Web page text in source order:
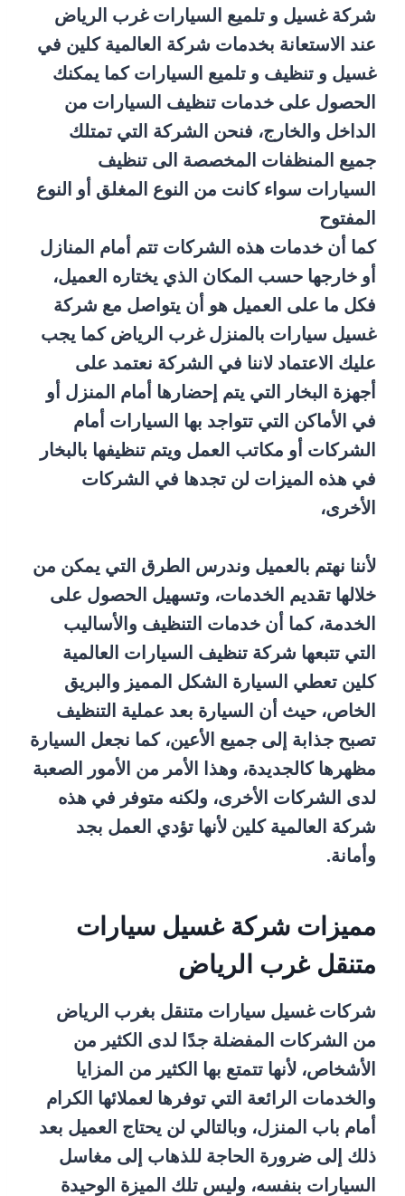
شركة غسيل و تلميع السيارات غرب الرياض
عند الاستعانة بخدمات شركة العالمية كلين في
غسيل و تنظيف و تلميع السيارات كما يمكنك
الحصول على خدمات تنظيف السيارات من
الداخل والخارج، فنحن الشركة التي تمتلك
جميع المنظفات المخصصة الى تنظيف
السيارات سواء كانت من النوع المغلق أو النوع
المفتوح
كما أن خدمات هذه الشركات تتم أمام المنازل
أو خارجها حسب المكان الذي يختاره العميل،
فكل ما على العميل هو أن يتواصل مع شركة
غسيل سيارات بالمنزل غرب الرياض كما يجب
عليك الاعتماد لاننا في الشركة نعتمد على
أجهزة البخار التي يتم إحضارها أمام المنزل أو
في الأماكن التي تتواجد بها السيارات أمام
الشركات أو مكاتب العمل ويتم تنظيفها بالبخار
في هذه الميزات لن تجدها في الشركات
الأخرى،
لأننا نهتم بالعميل وندرس الطرق التي يمكن من
خلالها تقديم الخدمات، وتسهيل الحصول على
الخدمة، كما أن خدمات التنظيف والأساليب
التي تتبعها شركة تنظيف السيارات العالمية
كلين تعطي السيارة الشكل المميز والبريق
الخاص، حيث أن السيارة بعد عملية التنظيف
تصبح جذابة إلى جميع الأعين، كما نجعل السيارة
مظهرها كالجديدة، وهذا الأمر من الأمور الصعبة
لدى الشركات الأخرى، ولكنه متوفر في هذه
شركة العالمية كلين لأنها تؤدي العمل بجد
وأمانة.
مميزات شركة غسيل سيارات
متنقل غرب الرياض
شركات غسيل سيارات متنقل بغرب الرياض
من الشركات المفضلة جدًا لدى الكثير من
الأشخاص، لأنها تتمتع بها الكثير من المزايا
والخدمات الرائعة التي توفرها لعملائها الكرام
أمام باب المنزل، وبالتالي لن يحتاج العميل بعد
ذلك إلى ضرورة الحاجة للذهاب إلى مغاسل
السيارات بنفسه، وليس تلك الميزة الوحيدة